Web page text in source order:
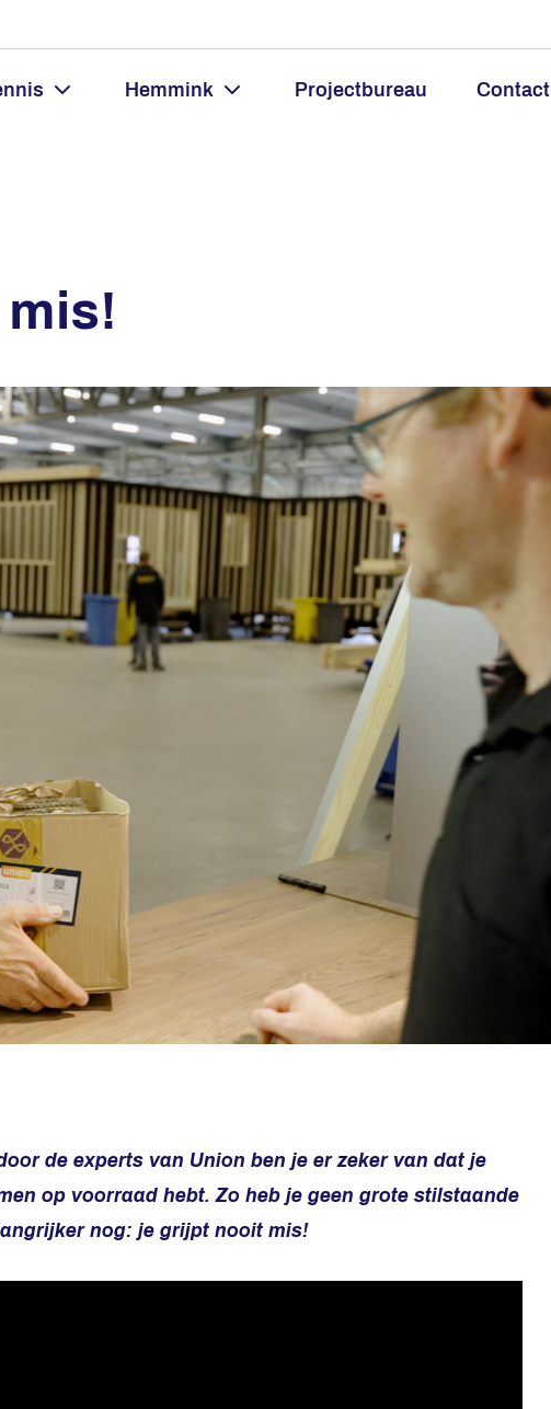
Hemmink Projectbureau Contact
de experts van Union ben je er zeker van dat je
op voorraad hebt. Zo heb je geen grote stilstaande
nog: je grijpt nooit mis!